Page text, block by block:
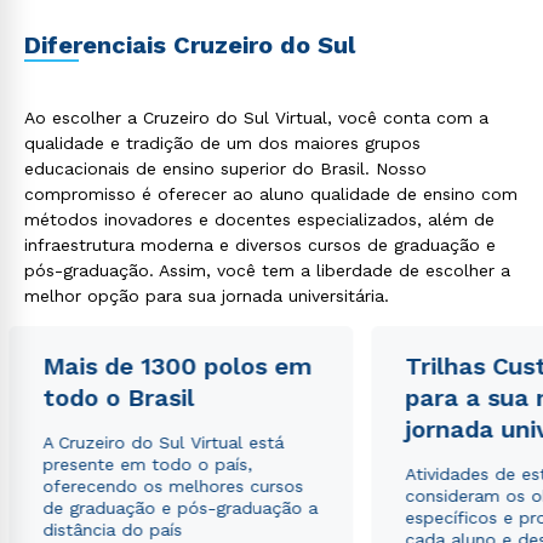
Diferenciais Cruzeiro do Sul
Ao escolher a Cruzeiro do Sul Virtual, você conta com a
qualidade e tradição de um dos maiores grupos
educacionais de ensino superior do Brasil. Nosso
compromisso é oferecer ao aluno qualidade de ensino com
métodos inovadores e docentes especializados, além de
infraestrutura moderna e diversos cursos de graduação e
pós-graduação. Assim, você tem a liberdade de escolher a
melhor opção para sua jornada universitária.
Mais de 1300 polos em
todo o Brasil
A Cruzeiro do Sul Virtual está
presente em todo o país,
oferecendo os melhores cursos
de graduação e pós-graduação a
distância do país
Trilhas
para a sua
jornada
Atividades de
consideram os
específicos e
Rápido e fácil
WhatsApp
ou
Estou de acordo com a Política de Privacidade.e
autorizo que meus dados sejam utilizados para o
envio de conteúdos da Cruzeiro do Sul.